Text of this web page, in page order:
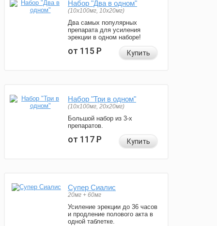
Набор "Два в одном"
(10x100мг, 10x20мг)
Два самых популярных
препарата для усиления
эрекции в одном наборе!
от 115Р Купить
Набор "Три в одном"
(10x100мг, 20x20мг)
Большой набор из 3-х
препаратов.
от 117Р Купить
Супер Сиалис
20мг + 60мг
Усиление эрекции до 36 часов
и продление полового акта в
одной таблетке.